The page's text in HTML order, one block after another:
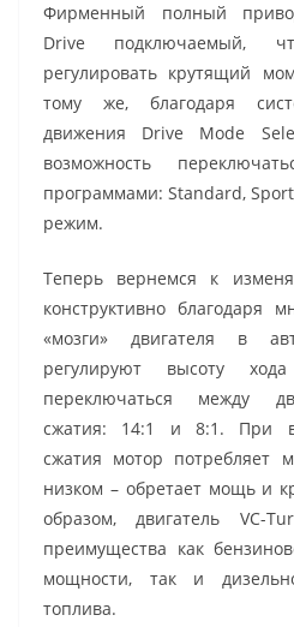
Фирменный полный
Drive подключаемый,
регулировать крутящий
тому же, благодаря
движения Drive Mode
возможность
программами: Standard,
режим.
Теперь вернемся к
конструктивно благодаря
«мозги» двигателя в
регулируют высоту
переключаться между
сжатия: 14:1 и 8:1. При
сжатия мотор потребляет
низком – обретает мощь и
образом, двигатель VC-
преимущества как
мощности, так и
топлива.